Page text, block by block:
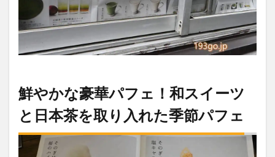
鮮やかな豪華パフェ！和スイーツ
と日本茶を取り入れた季節パフェ